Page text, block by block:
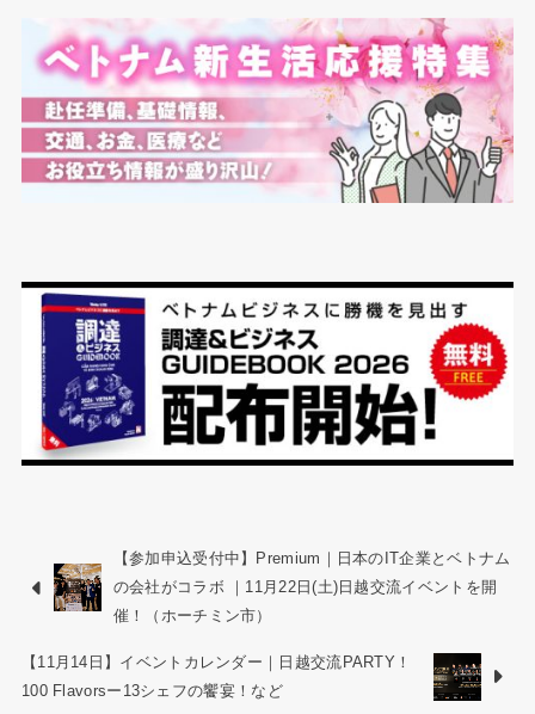
【参加申込受付中】Premium｜日本のIT企業とベトナム
の会社がコラボ ｜11月22日(土)日越交流イベントを開
催！（ホーチミン市）
【11月14日】イベントカレンダー｜日越交流PARTY！
100 Flavorsー13シェフの饗宴！など